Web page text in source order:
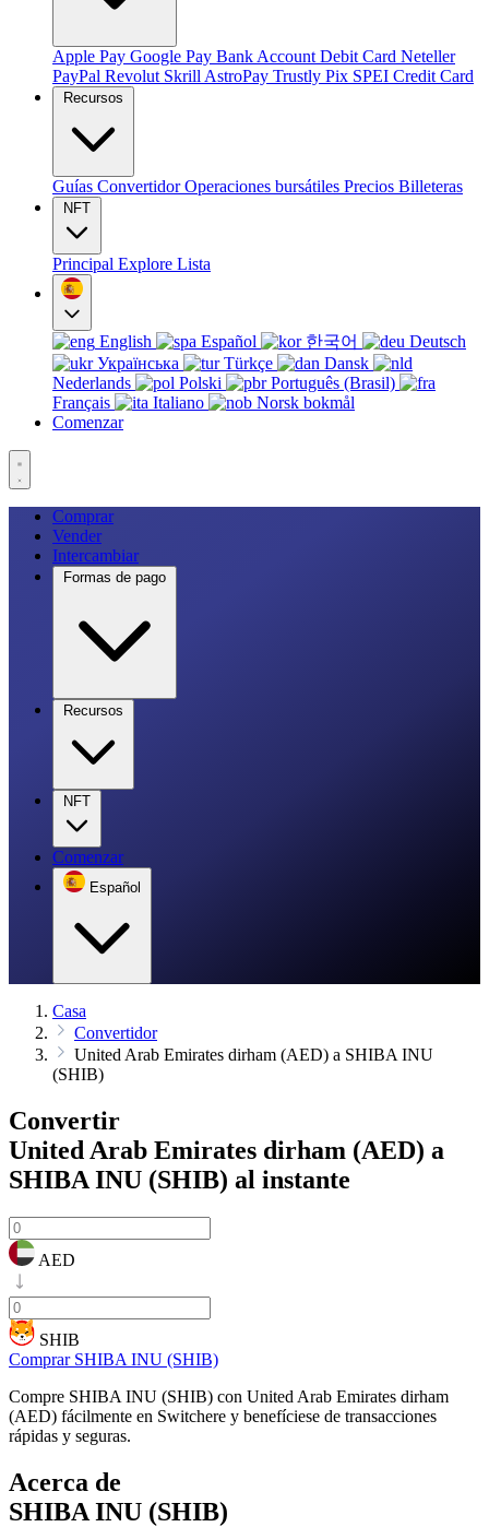
Apple Pay Google Pay Bank Account Debit Card Neteller
PayPal Revolut Skrill AstroPay Trustly Pix SPEI Credit Card
Recursos
Guías ConvertidorOperaciones bursátiles Precios Billeteras
NFT
Principal Explore Lista
English Español 한국어
Deutsch
Українська
Türkçe
Dansk
Nederlands
Polski
Português (Brasil)
Français
Italiano
Norsk bokmål
Comenzar
Comprar
Vender
Intercambiar
Formas de pago
Recursos
NFT
Comenzar
Español
Casa
Convertidor
United Arab Emirates dirham (AED) a SHIBA INU
(SHIB)
Convertir
United Arab Emirates dirham (AED) a
SHIBA INU (SHIB) al instante
AED
SHIB
Comprar SHIBA INU (SHIB)
Compre SHIBA INU (SHIB) con United Arab Emirates dirham
(AED) fácilmente en Switchere y benefíciese de transacciones
rápidas y seguras.
Acerca de
SHIBA INU (SHIB)